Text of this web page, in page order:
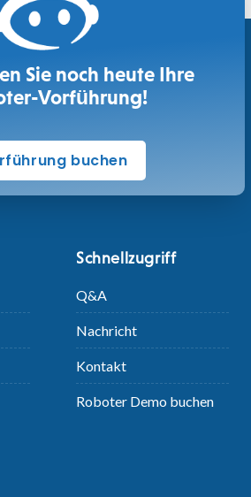
Sie noch heute Ihre
Vorführung!
buchen
Schnellzugriff
Q&A
Nachricht
Kontakt
Roboter Demo buchen